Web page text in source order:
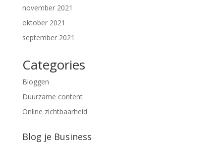
november 2021
oktober 2021
september 2021
Categories
Bloggen
Duurzame content
Online zichtbaarheid
Blog je Business